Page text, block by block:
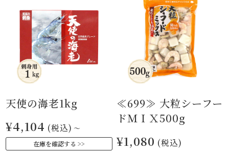
天使の海老1kg
¥4,104 (税込) ～
在庫を確認する
≪699≫ 大粒シーフー
ドＭＩＸ500g
¥1,080 (税込)